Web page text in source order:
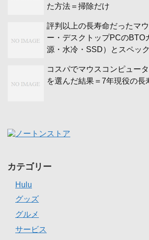
た方法＝掃除だけ
評判以上の長寿命だったマ
ー・デスクトップPCのBTO
源・水冷・SSD）とスペック
コスパでマウスコンピュー
を選んだ結果＝7年現役の長
カテゴリー
Hulu
グッズ
グルメ
サービス